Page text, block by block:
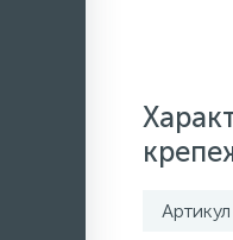
Артикул